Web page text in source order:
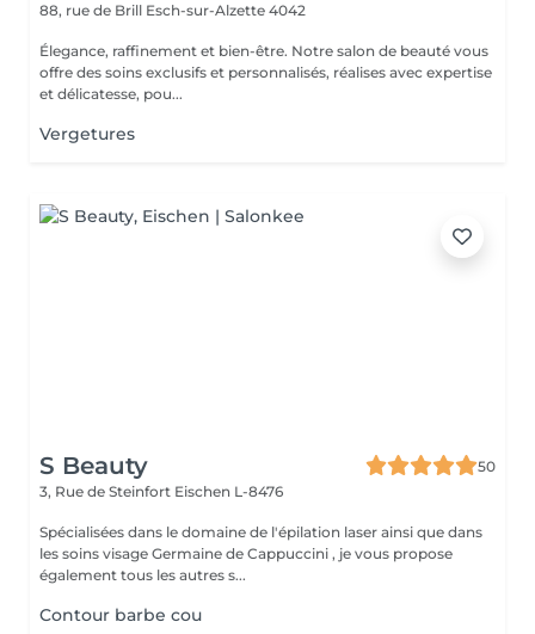
88, rue de Brill Esch-sur-Alzette 4042
Élegance, raffinement et bien-être. Notre salon de beauté vous
offre des soins exclusifs et personnalisés, réalises avec expertise
et délicatesse, pou...
Vergetures
S Beauty
50
3, Rue de Steinfort Eischen L-8476
Spécialisées dans le domaine de l'épilation laser ainsi que dans
les soins visage Germaine de Cappuccini , je vous propose
également tous les autres s...
Contour barbe cou